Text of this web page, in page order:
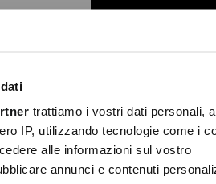
trattiamo i vostri dati personali,
IP, utilizzando tecnologie come i
alle informazioni sul vostro
annunci e contenuti
l ...
Close
TO OUR